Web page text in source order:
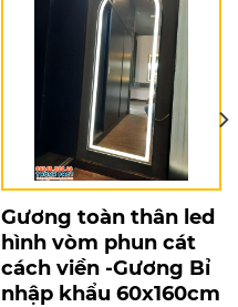
Gương toàn thân led
hình vòm phun cát
cách viền -Gương Bỉ
nhập khẩu 60x160cm